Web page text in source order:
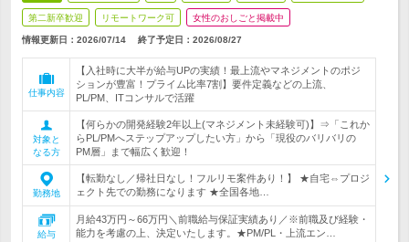
第二新卒歓迎 リモートワーク可 女性のおしごと掲載中
情報更新日：2026/07/14 終了予定日： 2026/08/27
仕事内容
【入社時に大半が給与UPの実績！最上流やマネジメントのポジ
ションが豊富！プライム比率7割】要件定義などの上流、
PL/PM、ITコンサルで活躍
対象と
なる方
【何らかの開発経験2年以上(マネジメント未経験可)】⇒「これか
らPL/PMへステップアップしたい方」から「現役のバリバリの
PM層」まで幅広く歓迎！
勤務地
【転勤なし／帰社日なし！フルリモ案件あり！】 ★自宅⇔プロジ
ェクト先での勤務になります ★全国各地…
給与
月給43万円～66万円＼前職給与保証実績あり／※前職及び経験・
能力を考慮の上、決定いたします。★PM/PL・上流エン…